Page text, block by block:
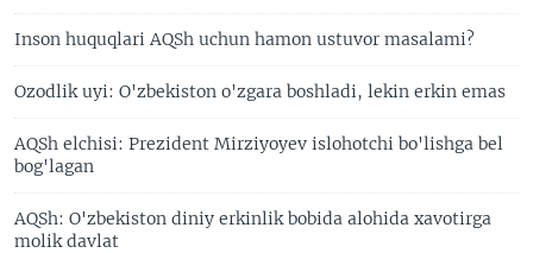
Inson huquqlari AQSh uchun hamon ustuvor masalami?
Ozodlik uyi: O'zbekiston o'zgara boshladi, lekin erkin emas
AQSh elchisi: Prezident Mirziyoyev islohotchi bo'lishga bel
bog'lagan
AQSh: O'zbekiston diniy erkinlik bobida alohida xavotirga
molik davlat